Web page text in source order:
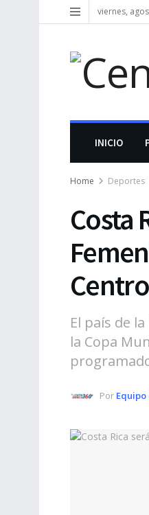
viernes,
INICIO
Home Deportes
Costa
El país de
la Copa
Por Equipo